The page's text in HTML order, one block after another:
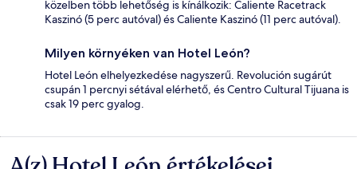
közelben több lehetőség is kínálkozik: Caliente Racetrack
Kaszinó (5 perc autóval) és Caliente Kaszinó (11 perc autóval).
Milyen környéken van Hotel León?
Hotel León elhelyezkedése nagyszerű. Revolución sugárút
csupán 1 percnyi sétával elérhető, és Centro Cultural Tijuana is
csak 19 perc gyalog.
Értékelések